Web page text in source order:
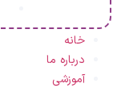
خانه
درباره ما
آموزشی